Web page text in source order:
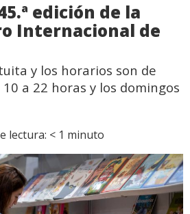
edición de la
Internacional de
y los horarios son de
a 22 horas y los domingos
lectura: < 1 minuto